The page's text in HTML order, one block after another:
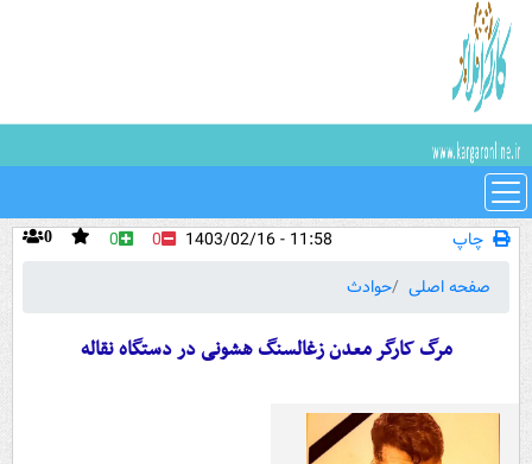
چاپ 0 0 0
11:58 - 1403/02/16
صفحه اصلی
حوادث
مرگ کارگر معدن زغالسنگ هشونی در دستگاه نقاله